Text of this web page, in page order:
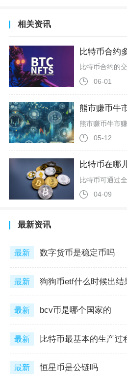
相关资讯
比特币合约
06-01
熊市赚币牛
05-12
比特币在哪
04-09
最新资讯
最新 数字货币是稳定币吗
最新 狗狗币etf什么时候出结
最新 bcv币是哪个国家的
最新 比特币最基本的生产过
最新 恒星币是公链吗